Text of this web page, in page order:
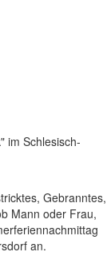
im Schlesisch-
Gebranntes,
Mann oder Frau,
an.